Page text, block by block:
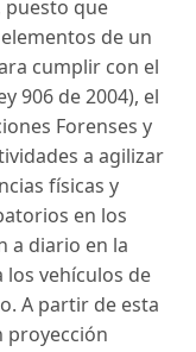
puesto que
de un
cumplir con el
906 de 2004), el
Forenses y
a agilizar
físicas y
en los
a diario en la
los vehículos de
A partir de esta
proyección